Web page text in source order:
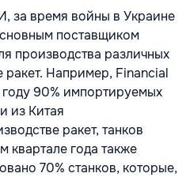
за время войны в Украине
поставщиком
производства различных
Например, Financial
90% импортируемых
из Китая
ракет, танков
квартале года также
70% станков, которые,